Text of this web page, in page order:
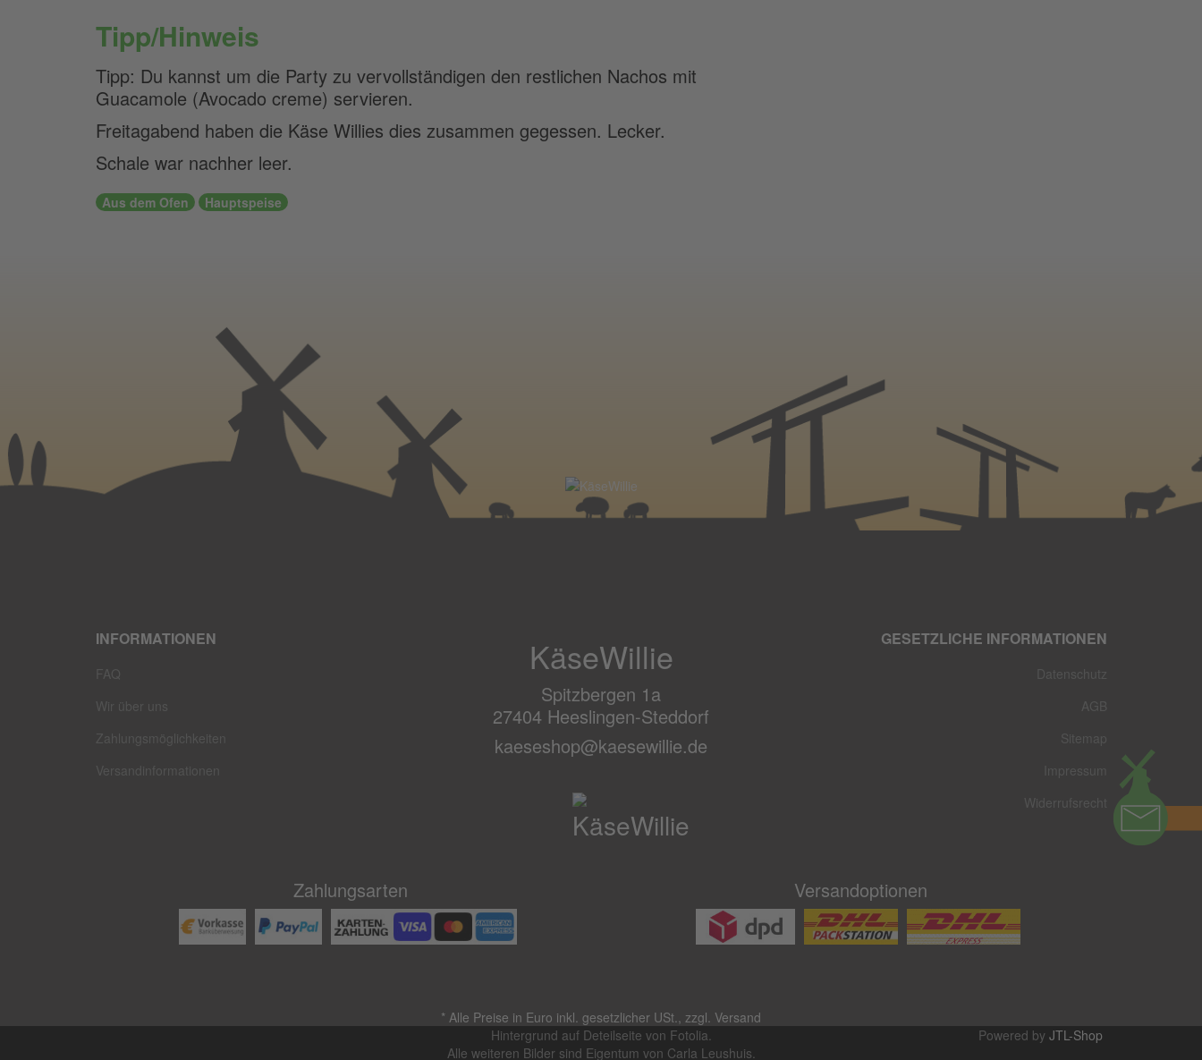
Tipp/Hinweis
Tipp: Du kannst um die Party zu vervollständigen den restlichen Nachos mit
Guacamole (Avocado creme) servieren.
Freitagabend haben die Käse Willies dies zusammen gegessen. Lecker.
Schale war nachher leer.
Aus dem Ofen Hauptspeise
INFORMATIONEN
FAQ
Wir über uns
Zahlungsmöglichkeiten
Versandinformationen
KäseWillie
Spitzbergen 1a
27404 Heeslingen-Steddorf
kaeseshop@kaesewillie.de
GESETZLICHE INFORMATIONEN
Datenschutz
AGB
Sitemap
Impressum
Widerrufsrecht
Zahlungsarten Versandoptionen
* Alle Preise in Euro inkl. gesetzlicher USt., zzgl. Versand
Hintergrund auf Deteilseite von Fotolia.
Alle weiteren Bilder sind Eigentum von Carla Leushuis.
Powered by JTL-Shop